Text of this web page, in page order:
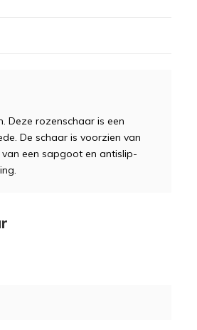
Deze rozenschaar is een
De schaar is voorzien van
een sapgoot en antislip-